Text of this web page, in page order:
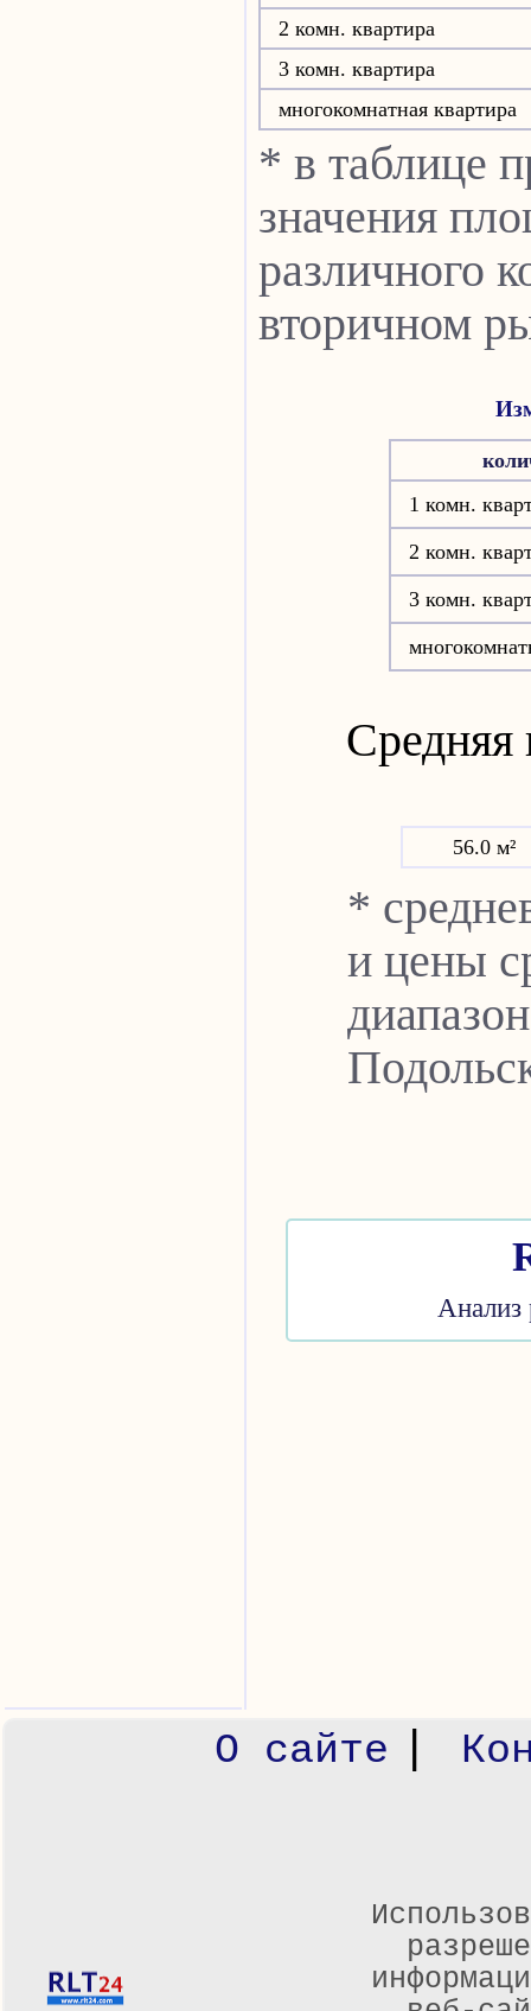
2 комн. квартира
3 комн. квартира
многокомнатная квартира
* в таблице
значения
различного
вторичном
1 комн.
2 комн.
3 комн.
Средняя
56.0 м²
*
и цены
Анализ
О сайте